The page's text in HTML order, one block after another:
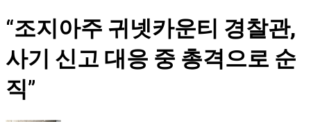
“조지아주 귀넷카운티 경찰관,
사기 신고 대응 중 총격으로 순
직”